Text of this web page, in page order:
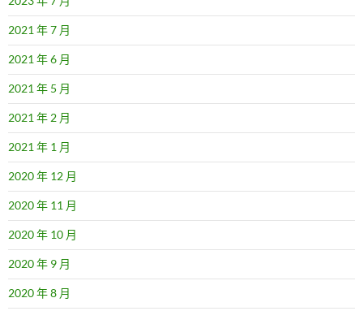
2021 年 7 月
2021 年 6 月
2021 年 5 月
2021 年 2 月
2021 年 1 月
2020 年 12 月
2020 年 11 月
2020 年 10 月
2020 年 9 月
2020 年 8 月